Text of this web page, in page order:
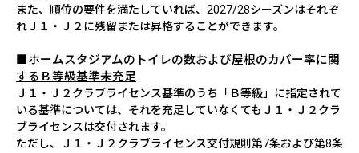
また、順位の要件を満たしていれば、 2027/28シーズンはそれぞ
れＪ１・Ｊ２に残留または昇格することができます。
■ホームスタジアムのトイレの数および屋根のカバー率に関
するＢ等級基準未充足
Ｊ１・Ｊ２クラブライセンス基準のうち「Ｂ等級」に指定されて
いる基準については、それを充足していなくてもＪ１・Ｊ２クラ
ブライセンスは交付されます。
ただし、Ｊ１・Ｊ２クラブライセンス交付規則第7条および第8条